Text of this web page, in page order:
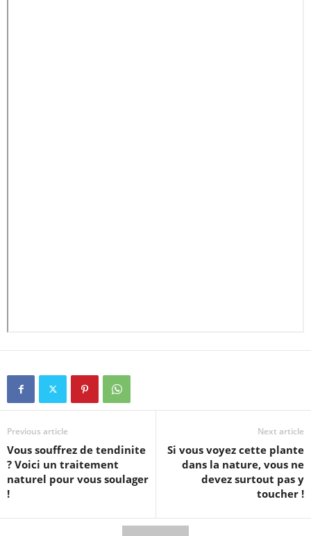
Previous article
Vous souffrez de tendinite
? Voici un traitement
naturel pour vous soulager
!
Next article
Si vous voyez cette plante
dans la nature, vous ne
devez surtout pas y
toucher !